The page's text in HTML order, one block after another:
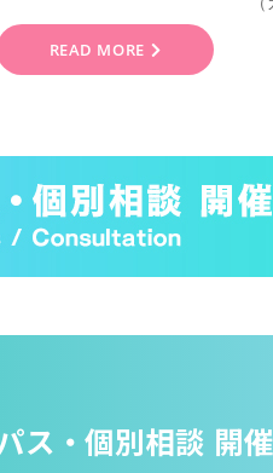
READ MORE
ス・個別相談 開